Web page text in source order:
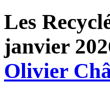
Les
janvier
Olivier